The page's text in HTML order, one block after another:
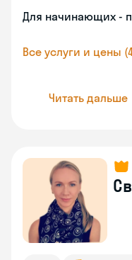
Для начинающих -
Все услуги и цены
Читать дальше